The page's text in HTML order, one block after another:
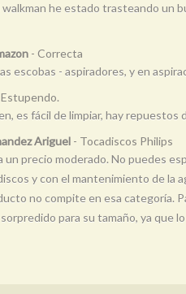
walkman he estado trasteando un
- Correcta
escobas - aspiradores, y en
es fácil de limpiar, hay
Ariguel - Tocadiscos Philips
un precio moderado. No puedes
y con el mantenimiento de la
no compite en esa categoría.
para su tamaño, ya que